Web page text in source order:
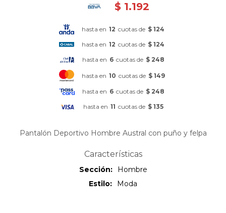
$ 1.192
hasta en 12 cuotas de $ 124
hasta en 12 cuotas de $ 124
hasta en 6 cuotas de $ 248
hasta en 10 cuotas de $ 149
hasta en 6 cuotas de $ 248
hasta en 11 cuotas de $ 135
Pantalón Deportivo Hombre Austral con puño y felpa
Características
Sección
Hombre
Estilo
Moda